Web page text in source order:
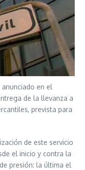
anunciado en el
de la llevanza a
prevista para
de este servicio
el inicio y contra la
presión: la última el